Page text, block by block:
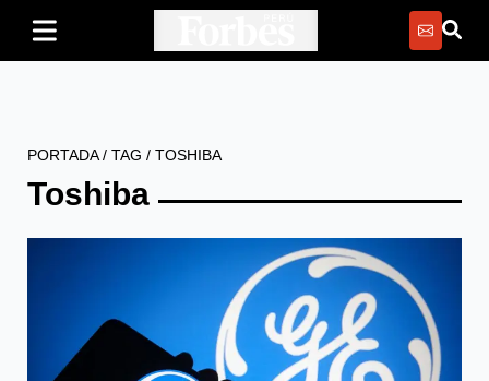
PORTADA/ TAG / TOSHIBA
Toshiba